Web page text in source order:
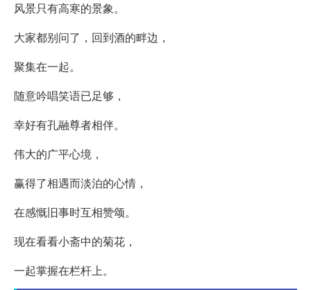
风景只有高寒的景象。
大家都别问了，回到酒的畔边，
聚集在一起。
随意吟唱笑语已足够，
幸好有孔融尊者相伴。
伟大的广平心境，
赢得了相遇而淡泊的心情，
在感慨旧事时互相赞颂。
现在看看小斋中的菊花，
一起掌握在栏杆上。